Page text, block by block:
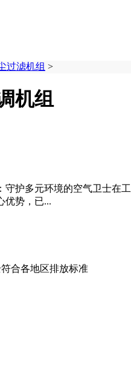
过滤机组 >
机组
守护多元环境的空气卫士在
优势，已...
合各地区排放标准